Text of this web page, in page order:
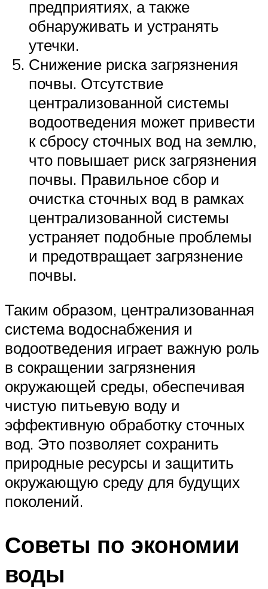
предприятиях, а также
обнаруживать и устранять
утечки.
Снижение риска загрязнения
почвы. Отсутствие
централизованной системы
водоотведения может привести
к сбросу сточных вод на землю,
что повышает риск загрязнения
почвы. Правильное сбор и
очистка сточных вод в рамках
централизованной системы
устраняет подобные проблемы
и предотвращает загрязнение
почвы.
Таким образом, централизованная
система водоснабжения и
водоотведения играет важную роль
в сокращении загрязнения
окружающей среды, обеспечивая
чистую питьевую воду и
эффективную обработку сточных
вод. Это позволяет сохранить
природные ресурсы и защитить
окружающую среду для будущих
поколений.
Советы по экономии
воды